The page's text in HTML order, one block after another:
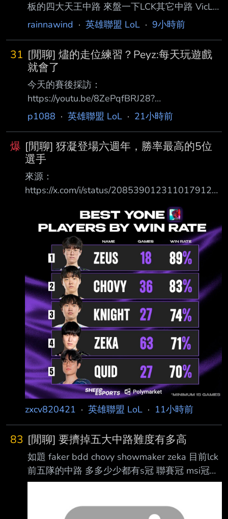
板的四大天王中路 來盤一下LCK其它中路 VicLa
KT S10出道，一二隊起伏之後流浪去美洲、中
今年LCK CUP是極短的生涯高光 除此之外之外
幾乎毫無亮點 FST一出國爆炸打回原型 Daystar
狐狸本家從LSB時期就養著的二隊中路 沒比
Vicla好多少 Roamer 今年開賽前傳說中的「AI爬
分中路」本尊，少數符合超級新人中路的話題性
的選手 但一年快結束了打下來就時好時壞，許
哥摧毀了AI 雖說是新人實際已經
rainnawind · 英雄聯盟 LoL · 9小時前
31 [閒聊] 燼的走位練習？Peyz:每天玩遊戲
就會了
今天的賽後採訪：
https://youtu.be/8ZePqfBRJ28?
si=wxqZhE9ZetTEX8P1 （節錄部分題目） Q.
做到的嗎？ 我也不太清楚，但因為整天都在打
英雄聯盟，所以自然而然地學會了 Q. 回顧職業
生涯，覺得現在是自己最巔峰的的時期嗎 我一
直覺得比起昨天的Peyz，今天、明天的Peyz都會
表現得更好，所以比起過去來說，現在 打的更
好了 Q. 比起非 AD 陣容，果然還是單純的 AD
陣容對你來說更好一些吧 剛開始其實覺得非 AD
陣容
p1088 · 英雄聯盟 LoL · 21小時前
爆 [閒聊] 犽凝登場六週年，勝率最高的5位
選手
來源：
https://x.com/i/status/2085390123110179122
勝率最高的選手是宙斯 再來是超威 沒想到第三
名神左... 接著是zeka 西方勝率最高的是Quid 看
起來蠻合理的一個排行 所以我說那個造型持有人
呢？ https://i.mopix.cc/WSF0wF.jpg --
zxcv820421 · 英雄聯盟 LoL · 11小時前
83 [閒聊] 要擠掉五大中路難度有多高
如題 faker bdd chovy showmaker zeka 目前lck
前五隊的中路 多多少少都有s冠 聯賽冠 msi冠之
類的 但平均年齡26+了 其他位置陸陸續續都有
佔據 打這個位置操作只是入門門檻 除此之外角